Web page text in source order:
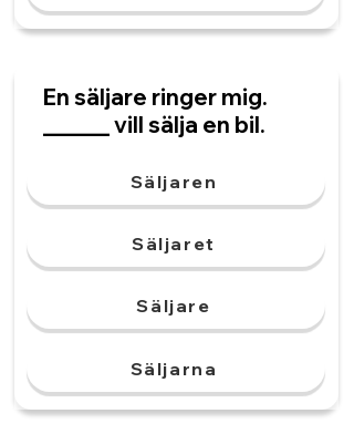
En säljare ringer mig.
______ vill sälja en bil.
Säljaren
Säljaret
Säljare
Säljarna